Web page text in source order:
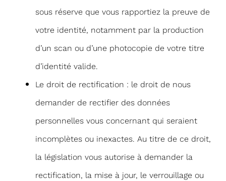
sous réserve que vous rapportiez la preuve de
votre identité, notamment par la production
d’un scan ou d’une photocopie de votre titre
d’identité valide.
Le droit de rectification : le droit de nous
demander de rectifier des données
personnelles vous concernant qui seraient
incomplètes ou inexactes. Au titre de ce droit,
la législation vous autorise à demander la
rectification, la mise à jour, le verrouillage ou